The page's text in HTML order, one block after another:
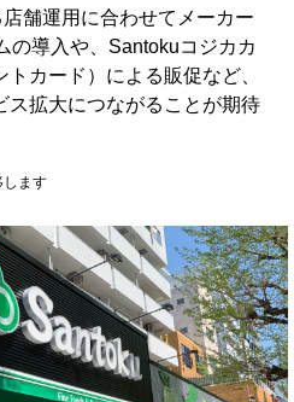
舗運用に合わせてメーカー
の導入や、Santokuコジカカ
カード）による販促など、
ス拡大につながることが期待
します